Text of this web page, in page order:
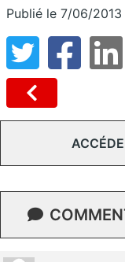
Publié le 7/06/2013